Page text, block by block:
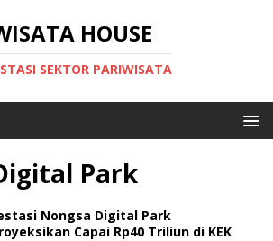
HOUSE
SEKTOR PARIWISATA
Park
Nongsa Digital Park
Capai Rp40 Triliun di KEK